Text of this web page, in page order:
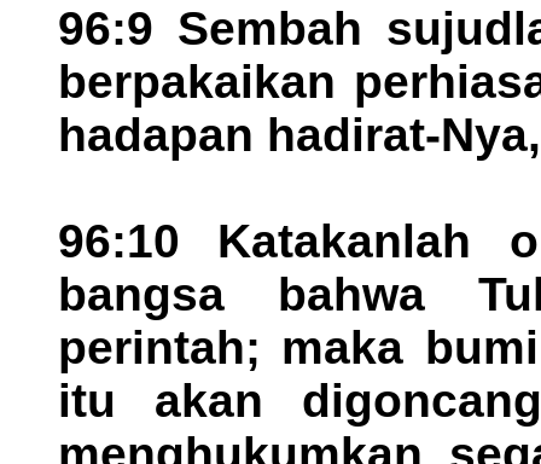
96:9 Sembah
berpakaikan
hadapan hadirat-
96:10 Katakanlah
bangsa bahwa
perintah; maka
itu akan
menghukumkan